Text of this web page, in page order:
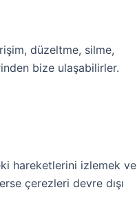
düzeltme, silme,
bize ulaşabilirler.
hareketlerini izlemek ve
çerezleri devre dışı